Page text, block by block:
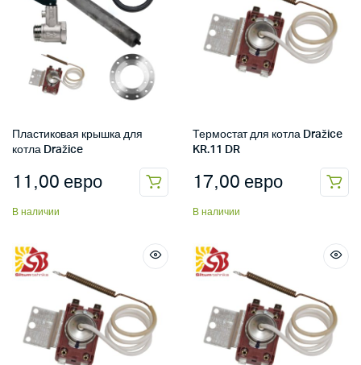
Пластиковая крышка для
котла Dražice
11,00 евро
В наличии
Термостат для котла Dražice
KR.11 DR
17,00 евро
В наличии